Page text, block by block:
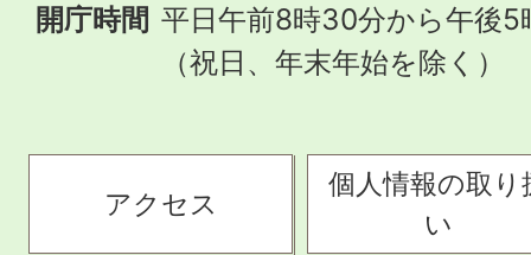
開庁時間 平日午前8時30分から午後5
（祝日、年末年始を除く）
アクセス
個人情報の取り
い